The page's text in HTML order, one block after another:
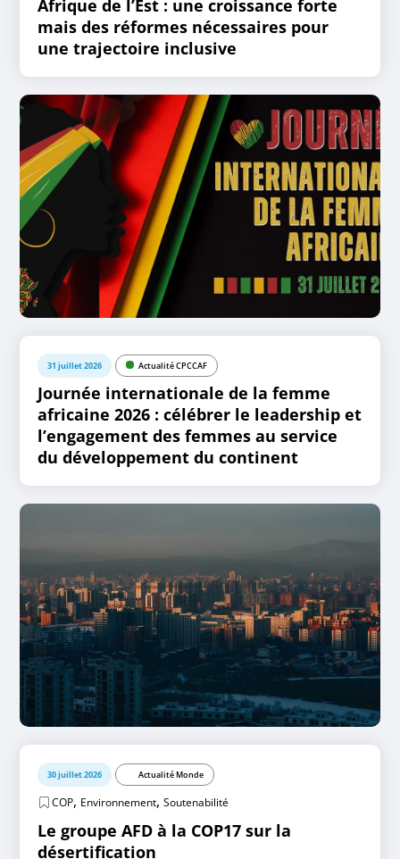
Afrique de l’Est : une croissance forte
mais des réformes nécessaires pour
une trajectoire inclusive
31 juillet 2026 Actualité CPCCAF
Journée internationale de la femme
africaine 2026 : célébrer le leadership et
l’engagement des femmes au service
du développement du continent
30 juillet 2026 Actualité Monde
COP, Environnement,Soutenabilité
Le groupe AFD à la COP17 sur la
désertification